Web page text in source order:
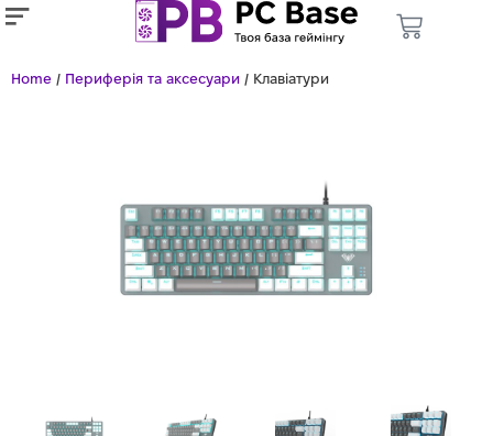
Home / Периферія та аксесуари / Клавіатури